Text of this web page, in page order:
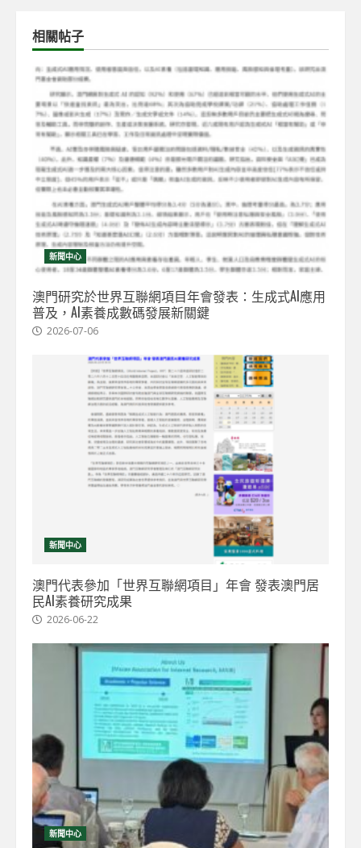
相關帖子
新聞中心
澳門研究於世界互聯網項目年會發表：生成式AI應用
普及，AI素養成數碼發展新關鍵
2026-07-06
新聞中心
澳門代表參加「世界互聯網項目」年會 發表澳門居
民AI素養研究成果
2026-06-22
新聞中心